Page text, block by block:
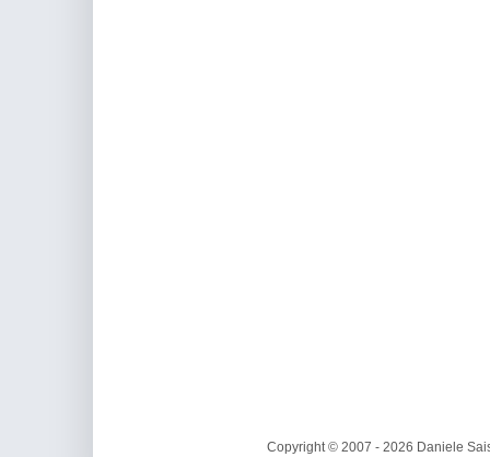
Copyright © 2007 - 2026 Daniele